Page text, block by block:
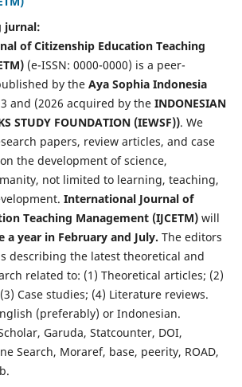
jurnal:
of Citizenship Education Teaching
(e-ISSN: 0000-0000) is a peer-
by the Aya Sophia Indonesia
and (2026 acquired by the INDONESIAN
STUDY FOUNDATION (IEWSF)). We
papers, review articles, and case
the development of science,
not limited to learning, teaching,
International Journal of
Teaching Management (IJCETM)will
a year in February and July. The editors
describing the latest theoretical and
related to: (1) Theoretical articles; (2)
Case studies; (4) Literature reviews.
(preferably) or Indonesian.
Garuda, Statcounter, DOI,
Search, Moraref, base, peerity, ROAD,